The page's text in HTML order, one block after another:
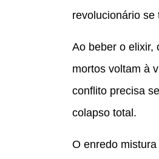
revolucionário se
Ao beber o elixir,
mortos voltam à
conflito precisa
colapso total.
O enredo mistura